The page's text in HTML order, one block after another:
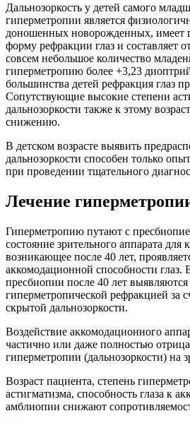
Дальнозоркость у детей самого
гиперметропии является
доношенных новорожденных, имеет
форму рефракции глаз и составляет
совсем небольшое количество
гиперметропию более +3,23
большинства детей рефракция глаз
Сопутствующие высокие степени
дальнозоркости также к этому
снижению.
В детском возрасте выявить
дальнозоркости способен только
при проведении тщательного
Лечение
Гиперметропию путают с
состояние зрительного аппарата для
возникающее после 40 лет,
аккомодационной способности глаз.
пресбиопии после 40 лет
гиперметропической рефракцией за
скрытой дальнозоркости.
Воздействие аккомодационного
частично или даже полностью
гиперметропии (дальнозоркости) на
Возраст пациента, степень
астигматизма, способность глаза к
амблиопии снижают